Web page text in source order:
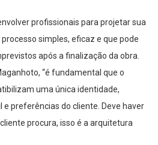
profissionais para projetar sua
simples, eficaz e que pode
após a finalização da obra.
“é fundamental que o
uma única identidade,
preferências do cliente. Deve haver
procura, isso é a arquitetura